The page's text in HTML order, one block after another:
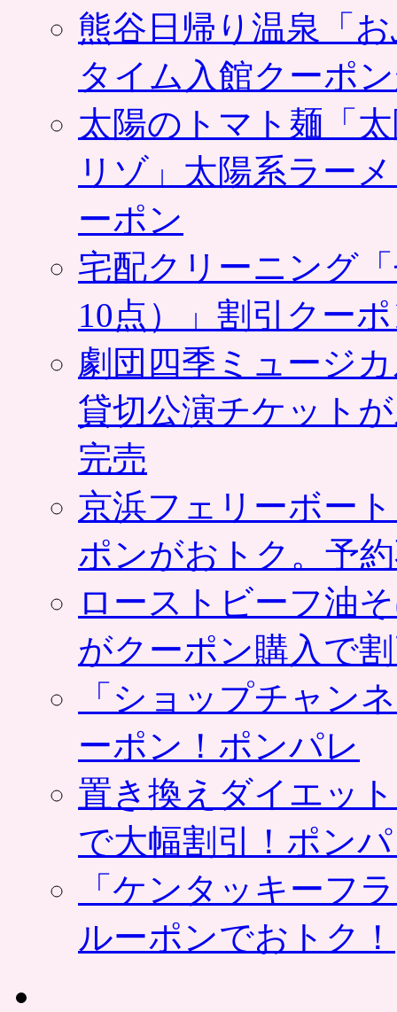
熊谷日帰り温泉「
タイム入館クーポ
太陽のトマト麺「
リゾ」太陽系ラー
ーポン
宅配クリーニング
10点）」割引クー
劇団四季ミュージ
貸切公演チケット
完売
京浜フェリーボー
ポンがおトク。予
ローストビーフ油
がクーポン購入で
「ショップチャン
ーポン！ポンパレ
置き換えダイエッ
で大幅割引！ポン
「ケンタッキーフ
ルーポンでおトク！